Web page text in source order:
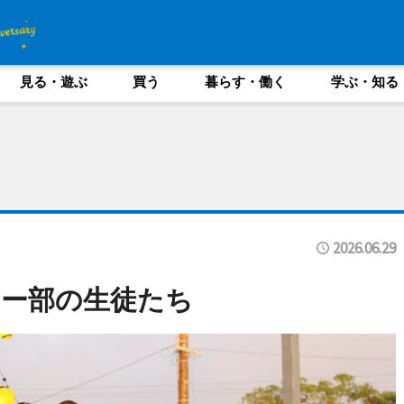
見る・遊ぶ 買う 暮らす・働く 学ぶ・知る
2026.06.29
部の生徒たち